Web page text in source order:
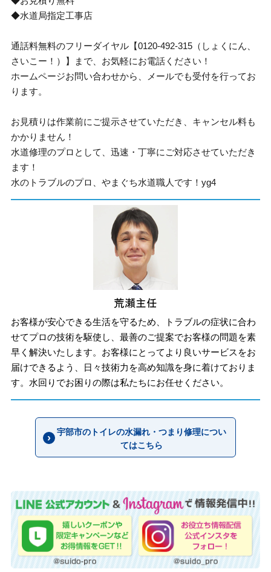
◆水道局指定工事店
通話料無料のフリーダイヤル【0120-492-315（しょくにん、
さいこー！）】まで、お気軽にお電話ください！
ホームページお問い合わせから、メールでも受付を行ってお
ります。
お見積りは作業前にご提示させていただき、キャンセル料も
かかりません！
水道修理のプロとして、迅速・丁寧にご対応させていただき
ます！
水のトラブルのプロ、やまぐち水道職人です！yg4
お客様が安心できる生活を守るため、トラブルの症状に合わ
せてプロの技術を駆使し、最善のご提案でお客様の問題を素
早く解決いたします。お客様にとってより良いサービスをお
届けできるよう、日々技術力を高め知識を身に着けておりま
す。水回りでお困りの際は私たちにお任せください。
宇部市のトイレの水漏れ・つまり修理につい
てはこちら